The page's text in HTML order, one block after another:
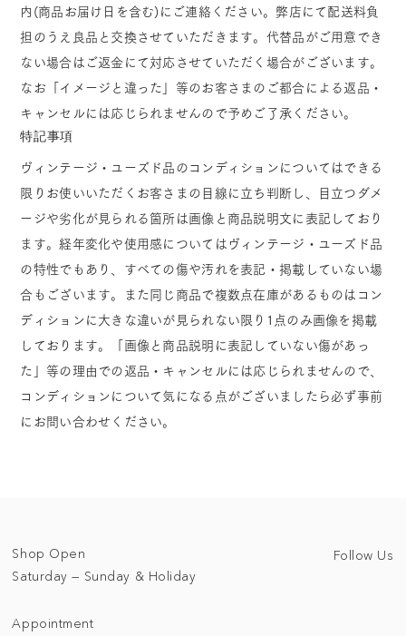
内(商品お届け日を含む)にご連絡ください。弊店にて配送料負
担のうえ良品と交換させていただきます。代替品がご用意でき
ない場合はご返金にて対応させていただく場合がございます。
なお「イメージと違った」等のお客さまのご都合による返品・
キャンセルには応じられませんので予めご了承ください。
特記事項
ヴィンテージ・ユーズド品のコンディションについてはできる
限りお使いいただくお客さまの目線に立ち判断し、目立つダメ
ージや劣化が見られる箇所は画像と商品説明文に表記しており
ます。経年変化や使用感についてはヴィンテージ・ユーズド品
の特性でもあり、すべての傷や汚れを表記・掲載していない場
合もございます。また同じ商品で複数点在庫があるものはコン
ディションに大きな違いが見られない限り1点のみ画像を掲載
しております。「画像と商品説明に表記していない傷があっ
た」等の理由での返品・キャンセルには応じられませんので、
コンディションについて気になる点がございましたら必ず事前
にお問い合わせください。
Shop Open
Saturday — Sunday & Holiday
Appointment
Follow Us